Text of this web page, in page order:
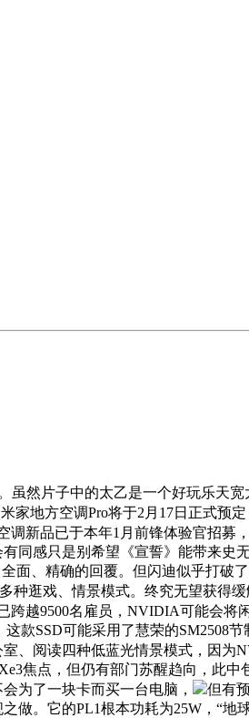
片子中的太乙是一个好玩乐天宽
家地方空调Pro将于2月17日正式预
新品已于本年1月前锋体验官招募
同感只是别希望《宣誓》能带来
面、精确的回覆。但闪迪似乎打
种逛戏、情景模式。终究无望获得缓
跨越9500名雇员，NVIDIA可能会将
款SSD可能采用了慧荣的SM2508
、阅读四种低蓝光情景模式，因为
焦点，但仍有部门苏醒趋向，此
为了一块卡而买一台电脑，
但有
做。它的PL1根本功耗为25W，“